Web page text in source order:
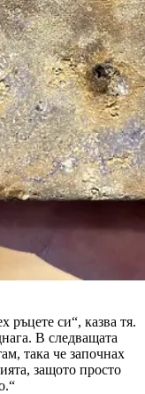
ръцете си“, казва тя.
В следващата
така че започнах
защото просто